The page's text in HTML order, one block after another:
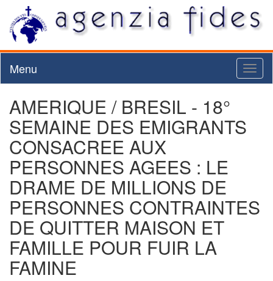
Menu
AMERIQUE / BRESIL - 18°
SEMAINE DES EMIGRANTS
CONSACREE AUX
PERSONNES AGEES : LE
DRAME DE MILLIONS DE
PERSONNES CONTRAINTES
DE QUITTER MAISON ET
FAMILLE POUR FUIR LA
FAMINE